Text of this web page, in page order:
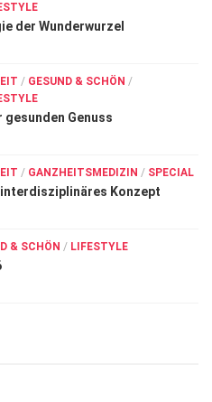
der Wunderwurzel
/ GESUND & SCHÖN /
gesunden Genuss
/ GANZHEITSMEDIZIN / SPECIAL
Konzept
& SCHÖN / LIFESTYLE